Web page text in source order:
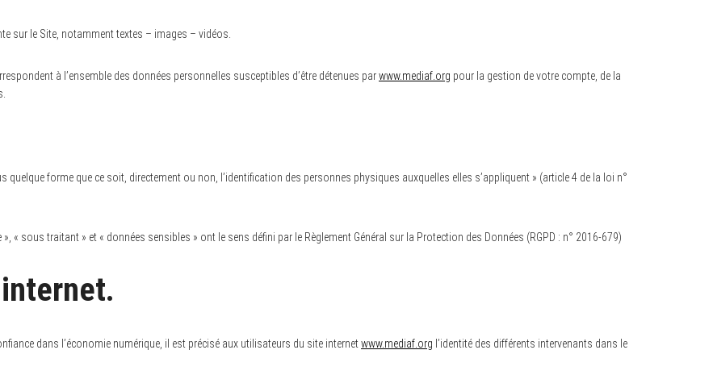
sur le Site, notamment textes – images – vidéos.
à l’ensemble des données personnelles susceptibles d’être détenues parwww.mediaf.org pour la gestion de votre compte, de la
forme que ce soit, directement ou non, l’identification des personnes physiques auxquelles elles s’appliquent » (article 4 de la loi n°
« sous traitant » et « données sensibles » ont le sens défini par le Règlement Général sur la Protection des Données (RGPD : n° 2016-679)
dans l’économie numérique, il est précisé aux utilisateurs du site internetwww.mediaf.org l’identité des différents intervenants dans le